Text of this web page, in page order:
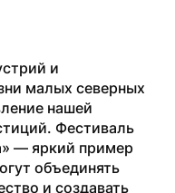
и
малых северных
нашей
Фестиваль
— яркий пример
объединять
и создавать